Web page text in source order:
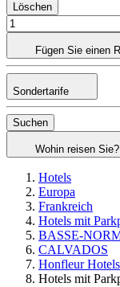
Löschen
Fügen Sie einen
Sondertarife
Suchen
Wohin reisen Sie?
Hotels
Europa
Frankreich
Hotels mit
BASSE-
CALVADOS
Honfleur Hotels
Hotels mit